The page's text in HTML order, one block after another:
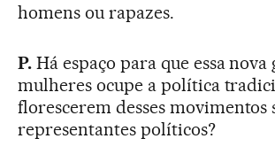
homens ou rapazes.
P.Há espaço para que essa nova
mulheres ocupe a política
florescerem desses movimentos
representantes políticos?